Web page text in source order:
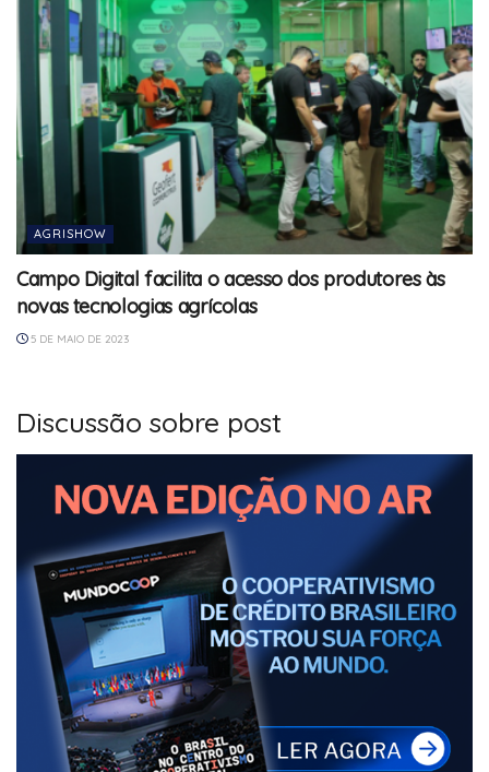
AGRISHOW
Campo Digital facilita o acesso dos produtores às
novas tecnologias agrícolas
5 DE MAIO DE 2023
Discussão sobre post